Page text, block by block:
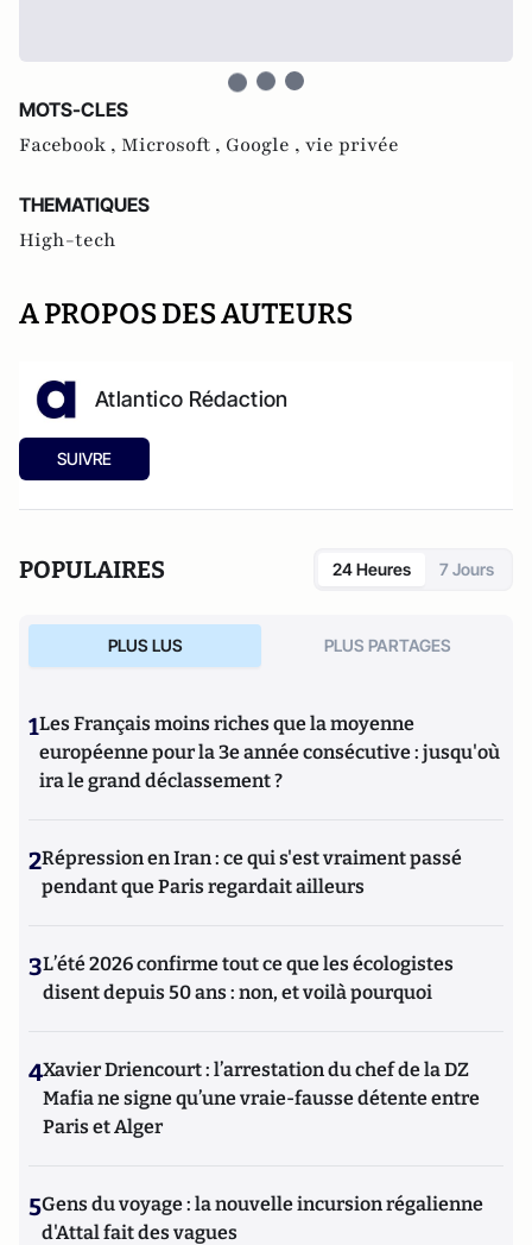
MOTS-CLES
Facebook , Microsoft , Google , vie privée
THEMATIQUES
High-tech
A PROPOS DES AUTEURS
Atlantico Rédaction
SUIVRE
POPULAIRES 24 Heures 7 Jours
PLUS LUS PLUS PARTAGES
1Les Français moins riches que la moyenne
européenne pour la 3e année consécutive : jusqu'où
ira le grand déclassement ?
2Répression en Iran : ce qui s'est vraiment passé
pendant que Paris regardait ailleurs
3L’été 2026 confirme tout ce que les écologistes
disent depuis 50 ans : non, et voilà pourquoi
4Xavier Driencourt : l’arrestation du chef de la DZ
Mafia ne signe qu’une vraie-fausse détente entre
Paris et Alger
5Gens du voyage : la nouvelle incursion régalienne
d'Attal fait des vagues